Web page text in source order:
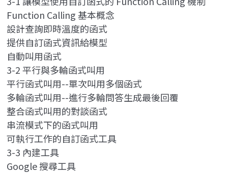
Function Calling 基本概念
設計查詢即時溫度的函式
提供自訂函式資訊給模型
自動叫用函式
3-2 平行與多輪函式叫用
平行函式叫用--單次叫用多個函式
多輪函式叫用--進行多輪問答生成最後回覆
整合函式叫用的對談函式
串流模式下的函式叫用
可執行工作的自訂函式工具
3-3 內建工具
Google 搜尋工具